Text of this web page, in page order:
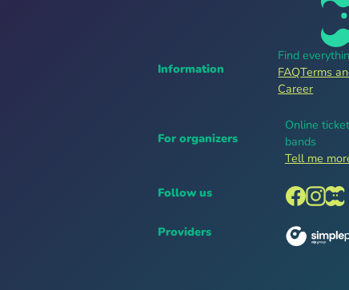
Information
Find
FAQTerms
Career
For organizers
Online
bands
Tell me
Follow us
Providers